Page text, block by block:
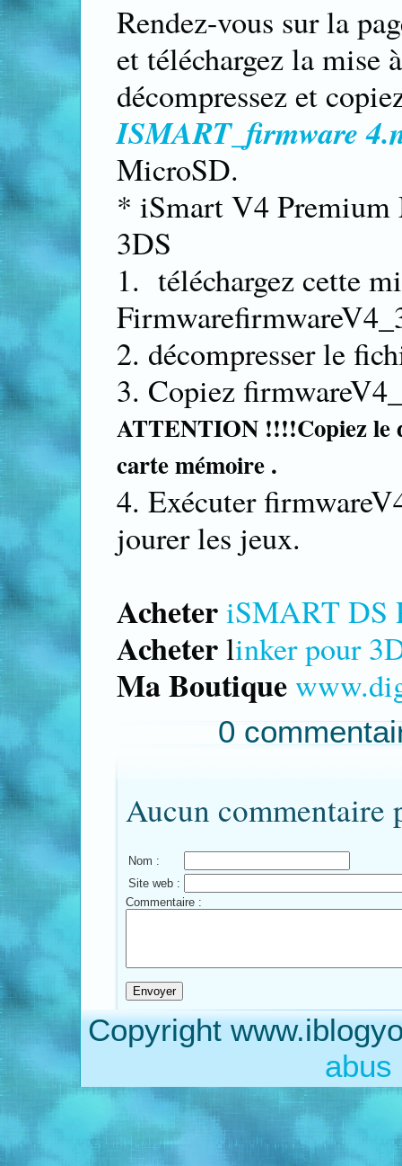
Rendez-vous sur la
et téléchargez la mise
décompressez et
ISMART_firmware
MicroSD.
* iSmart V4 Premium
3DS
1. téléchargez cette
2. décompresser le
3. Copiez
ATTENTION !!!!Copiez le
carte mémoire .
4. Exécuter
jourer les jeux.
AcheteriSMART DS
Acheterlinker pour
Ma Boutique
0
Aucun commentaire
Nom :
Site web :
Commentaire :
Copyright
abus